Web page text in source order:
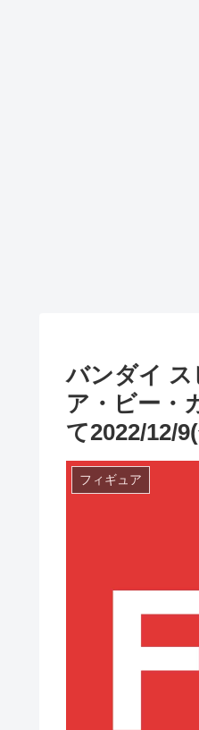
バンダイ
ア・ビー・
て2022/12/
フィギュア